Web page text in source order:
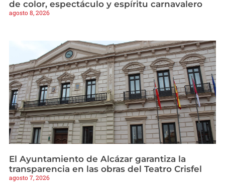
de color, espectáculo y espíritu carnavalero
agosto 8, 2026
El Ayuntamiento de Alcázar garantiza la
transparencia en las obras del Teatro Crisfel
agosto 7, 2026